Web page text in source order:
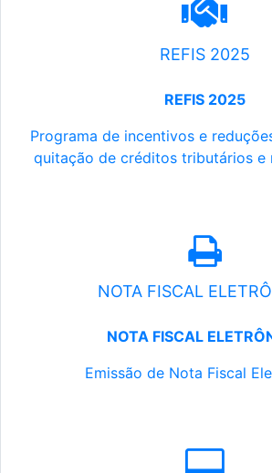
REFIS 2025
REFIS 2025
Programa de incentivos e
quitação de créditos tributários e
NOTA FISCAL
NOTA FISCAL
Emissão de Nota Fiscal